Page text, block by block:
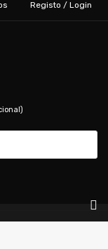
Registo / Login